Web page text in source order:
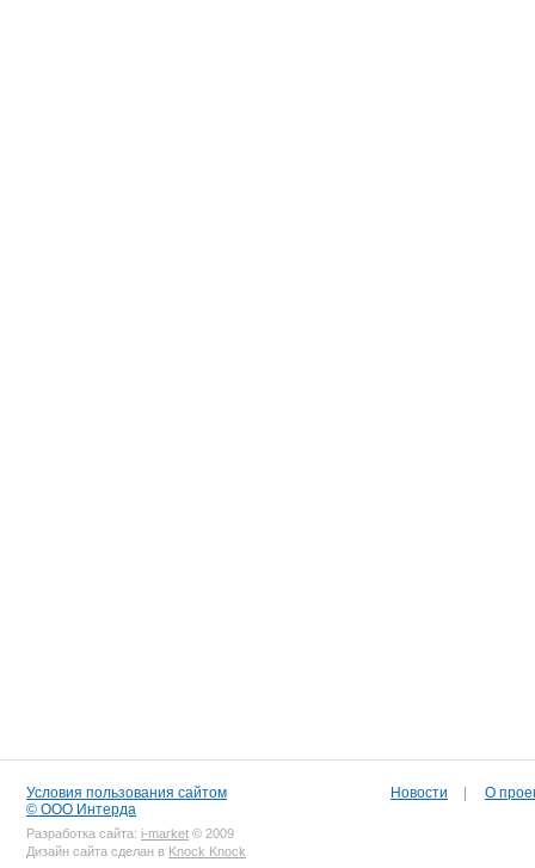
Условия пользования сайтом
© ООО Интерда
Разработка сайта: i-market © 2009
Дизайн сайта сделан в Knock Knock
Новости О